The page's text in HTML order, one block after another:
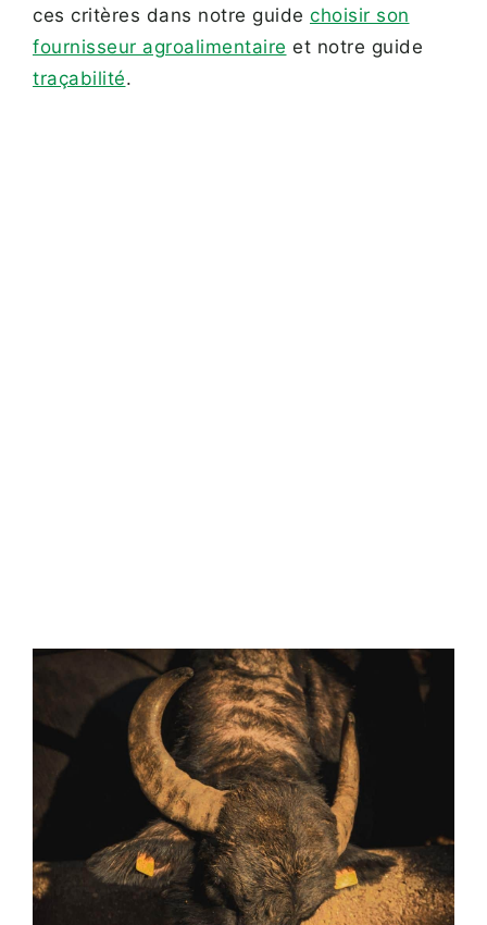
ces critères dans notre guide choisir son
fournisseur agroalimentaire et notre guide
traçabilité.